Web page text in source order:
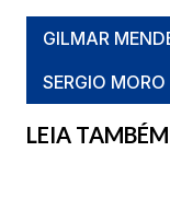
GILMAR
SERGIO MORO
LEIA TAMBÉM